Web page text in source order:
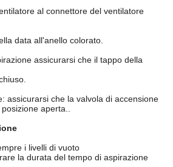
al connettore del ventilatore
data all'anello colorato.
assicurarsi che il tappo della
assicurarsi che la valvola di accensione
aperta..
i livelli di vuoto
la durata del tempo di aspirazione